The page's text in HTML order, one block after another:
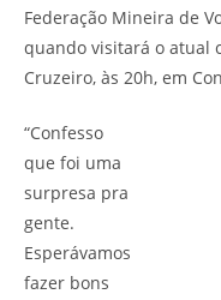
Federação Mineira de
quando visitará o atual
Cruzeiro, às 20h, em
“Confesso
que foi uma
surpresa pra
gente.
Esperávamos
fazer bons